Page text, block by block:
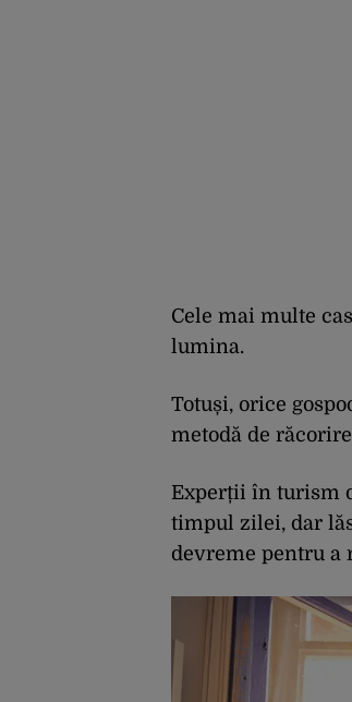
Cele mai multe
lumina.
Totuși, orice
metodă de
Experții în turism
timpul zilei, dar
devreme pentru a